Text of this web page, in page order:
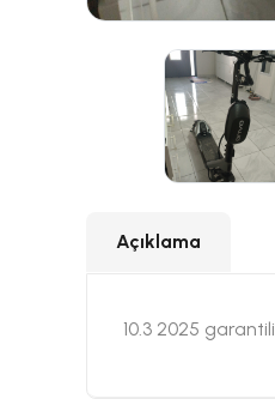
Açıklama
10.3 2025